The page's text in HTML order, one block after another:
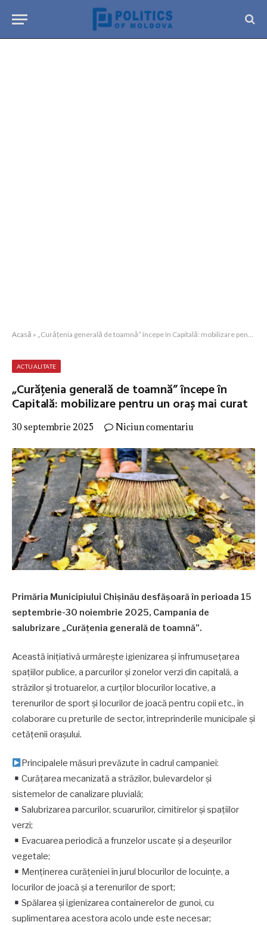
Acasă » „Curățenia generală de toamnă” începe în Capitală: mobilizare pentru un oraș mai curat
ACTUALITATE
„Curățenia generală de toamnă” începe în
Capitală: mobilizare pentru un oraș mai curat
30 septembrie 2025 Niciun comentariu
Primăria Municipiului Chișinău desfășoară în perioada 15
septembrie-30 noiembrie 2025, Campania de
salubrizare „Curățenia generală de toamnă”.
Această inițiativă urmărește igienizarea și înfrumusețarea
spațiilor publice, a parcurilor și zonelor verzi din capitală, a
străzilor și trotuarelor, a curților blocurilor locative, a
terenurilor de sport și locurilor de joacă pentru copii etc., în
colaborare cu preturile de sector, întreprinderile municipale și
cetățenii orașului.
Principalele măsuri prevăzute în cadrul campaniei:
Curățarea mecanizată a străzilor, bulevardelor și
sistemelor de canalizare pluvială;
Salubrizarea parcurilor, scuarurilor, cimitirelor și spațiilor
verzi;
Evacuarea periodică a frunzelor uscate și a deșeurilor
vegetale;
Menținerea curățeniei în jurul blocurilor de locuințe, a
locurilor de joacă și a terenurilor de sport;
Spălarea și igienizarea containerelor de gunoi, cu
suplimentarea acestora acolo unde este necesar;